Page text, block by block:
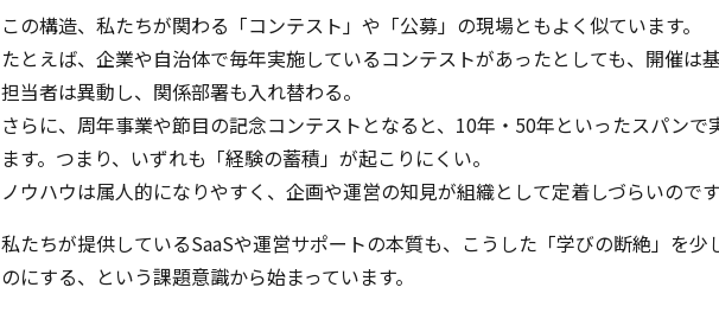
この構造、私たちが関わる「コンテスト」や「公募」の現場ともよく似ています。
たとえば、企業や自治体で毎年実施しているコンテストがあったとしても、開催は
担当者は異動し、関係部署も入れ替わる。
さらに、周年事業や節目の記念コンテストとなると、10年・50年といったスパンで
ます。つまり、いずれも「経験の蓄積」が起こりにくい。
ノウハウは属人的になりやすく、企画や運営の知見が組織として定着しづらいので
私たちが提供しているSaaSや運営サポートの本質も、こうした「学びの断絶」を少
のにする、という課題意識から始まっています。